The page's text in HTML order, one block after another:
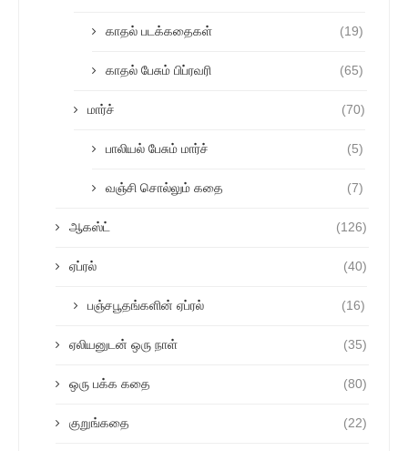
காதல் படக்கதைகள் (19)
காதல் பேசும் பிப்ரவரி (65)
மார்ச் (70)
பாலியல் பேசும் மார்ச் (5)
வஞ்சி சொல்லும் கதை (7)
ஆகஸ்ட் (126)
ஏப்ரல் (40)
பஞ்சபூதங்களின் ஏப்ரல் (16)
ஏலியனுடன் ஒரு நாள் (35)
ஒரு பக்க கதை (80)
குறுங்கதை (22)